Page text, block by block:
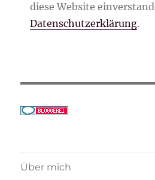
diese Website
Datenschutzerklärung.
Über mich